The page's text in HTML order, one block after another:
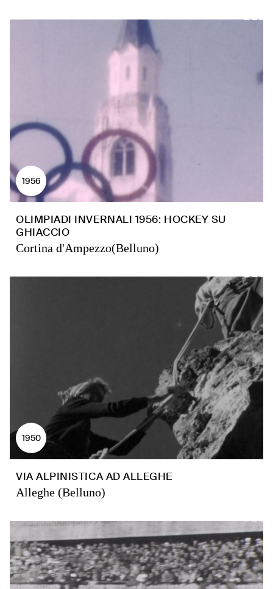
1956
OLIMPIADI INVERNALI 1956: HOCKEY SU
GHIACCIO
Cortina d'Ampezzo(Belluno)
1950
VIA ALPINISTICA AD ALLEGHE
Alleghe (Belluno)